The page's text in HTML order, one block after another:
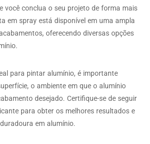
você conclua o seu projeto de forma mais
em spray está disponível em uma ampla
oferecendo diversas opções
para pintar alumínio, é importante
o ambiente em que o alumínio
desejado. Certifique-se de seguir
para obter os melhores resultados e
em alumínio.